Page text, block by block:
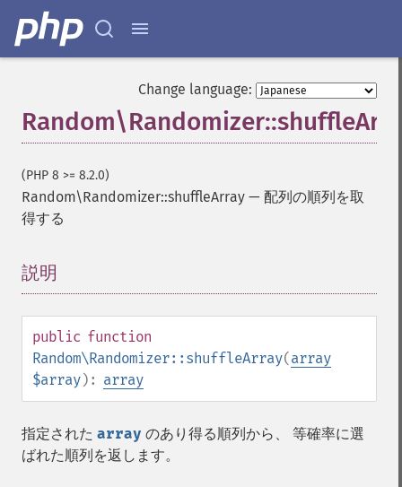
Change language:
(PHP 8 >= 8.2.0)
Random\Randomizer::shuffleArray — 配列の順列を取
得する
説明
public function
Random\Randomizer::shuffleArray(array
$array): array
指定された array のあり得る順列から、 等確率に選
ばれた順列を返します。